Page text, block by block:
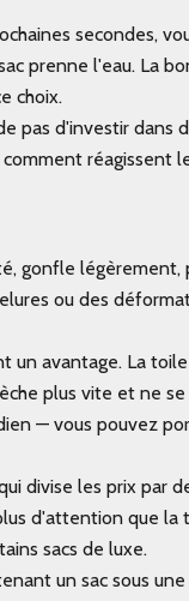
secondes,
prenne l'eau. La
choix.
pas d'investir dans
réagissent
gonfle légèrement,
ou des
un avantage. La
plus vite et ne
— vous pouvez
divise les prix par
d'attention que la
sacs de luxe.
un sac sous